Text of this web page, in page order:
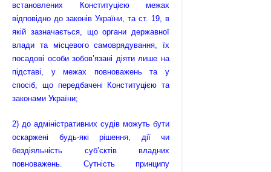
встановлених Конституцією межах
відповідно до законів України, та ст. 19, в
якій зазначається, що органи державної
влади та місцевого самоврядування, їх
посадові особи зобов’язані діяти лише на
підставі, у межах повноважень та у
спосіб, що передбачені Конституцією та
законами України;
2) до адміністративних судів можуть бути
оскаржені будь-які рішення, дії чи
бездіяльність суб’єктів владних
повноважень. Сутність принципу